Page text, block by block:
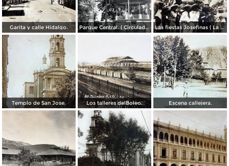
Garita y calle Hidalgo. Parque Central. ( Circulada el 5 de Enero de 1953 ). Las fiestas Josefinas ( La oracion de Judith ) Octubre de 1920
Templo de San Jose. Los talleres delBoleo. Escena callejera.